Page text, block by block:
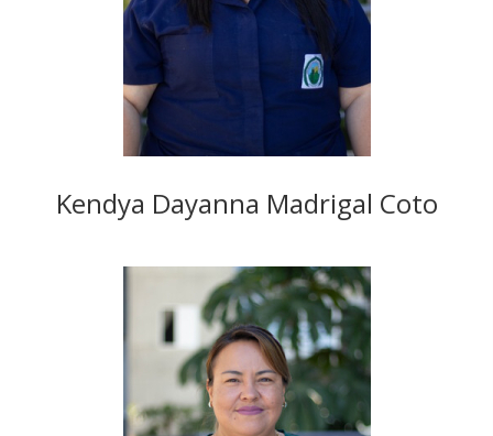
Kendya Dayanna Madrigal Coto